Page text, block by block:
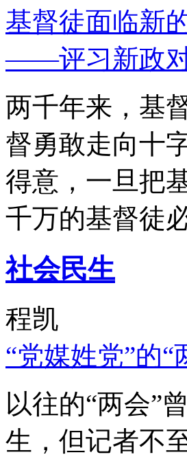
基督徒面临新
——评习新政
两千年来，基
督勇敢走向十
得意，一旦把
千万的基督徒
社会民生
程凯
“党媒姓党”的“
以往的“两会”
生，但记者不